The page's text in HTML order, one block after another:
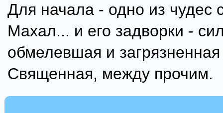
Для начала - одно из чудес
Махал... и его задворки -
обмелевшая и
Священная, между прочим.